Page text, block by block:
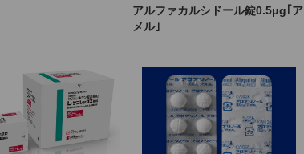
アルファカルシドール錠0.5μg｢ア
メル｣